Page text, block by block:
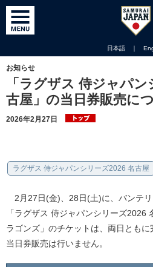
日本語 ｜
お知らせ
「ラグザス 侍ジャパ
古屋」の当日券販売に
2026年2月27日
ラグザス 侍ジャパンシリーズ2026 名古屋
2月27日(金)、28日(土)に、バンテ
「ラグザス 侍ジャパンシリーズ2026
ラゴンズ」のチケットは、両日とも
当日券販売は行いません。